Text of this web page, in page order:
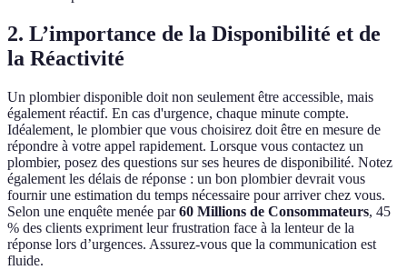
2. L’importance de la Disponibilité et de
la Réactivité
Un plombier disponible doit non seulement être accessible, mais
également réactif. En cas d'urgence, chaque minute compte.
Idéalement, le plombier que vous choisirez doit être en mesure de
répondre à votre appel rapidement. Lorsque vous contactez un
plombier, posez des questions sur ses heures de disponibilité. Notez
également les délais de réponse : un bon plombier devrait vous
fournir une estimation du temps nécessaire pour arriver chez vous.
Selon une enquête menée par60 Millions de Consommateurs, 45
% des clients expriment leur frustration face à la lenteur de la
réponse lors d’urgences. Assurez-vous que la communication est
fluide.